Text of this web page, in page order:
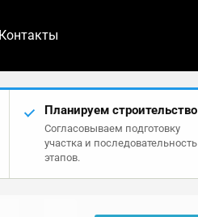
Контакты
Планируем строительство
Согласовываем подготовку
участка и последовательность
этапов.